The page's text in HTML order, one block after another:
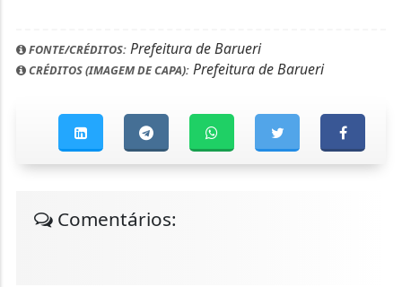
FONTE/CRÉDITOS:Prefeitura de Barueri
CRÉDITOS (IMAGEM DE CAPA):Prefeitura de Barueri
Comentários: